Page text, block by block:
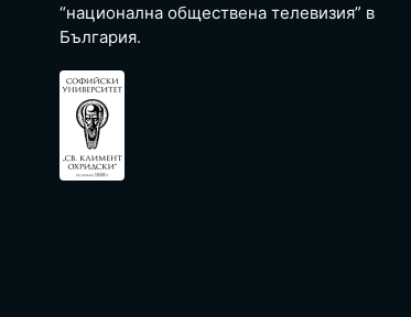
“национална обществена телевизия” в
България.